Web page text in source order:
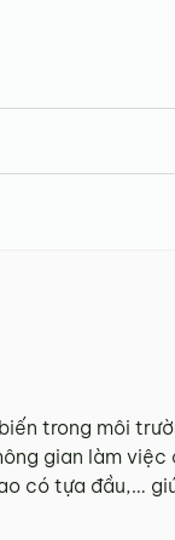
trong môi
gian làm việc
có tựa đầu,…